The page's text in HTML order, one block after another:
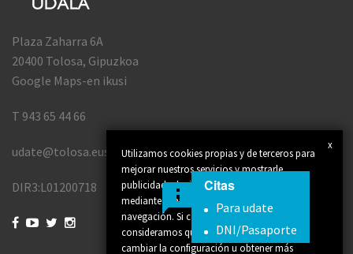
Citas
Para udate
DNI/Pasaporte
x
Utilizamos cookies propias y de terceros para
mejorar nuestros servicios y mostrarle
publicidad relacionada con sus preferencias
mediante el análisis de sus hábitos de
navegación. Si continúa navegando,
consideramos que acepta su uso. Puede
cambiar la configuración u obtener más
Plaza Zaharra 6A
20400 Tolosa, Gipuzkoa
Google Maps-en ikusi
T 943 65 44 66
udate@tolosa.eus
DIR3:L01200718
   